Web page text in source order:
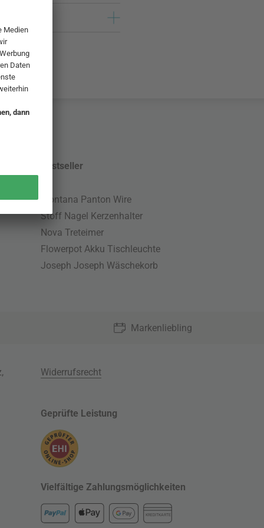
Bestseller
Montana Panton Wire
Stoff Nagel Kerzenhalter
Nova Treteimer
Flowerpot Akku Tischleuchte
Joseph Joseph Wäschekorb
Markenliebling
,
Widerrufsrecht
Geprüfte Leistung
Vielfältige Zahlungsmöglichkeiten
KREDITKARTE